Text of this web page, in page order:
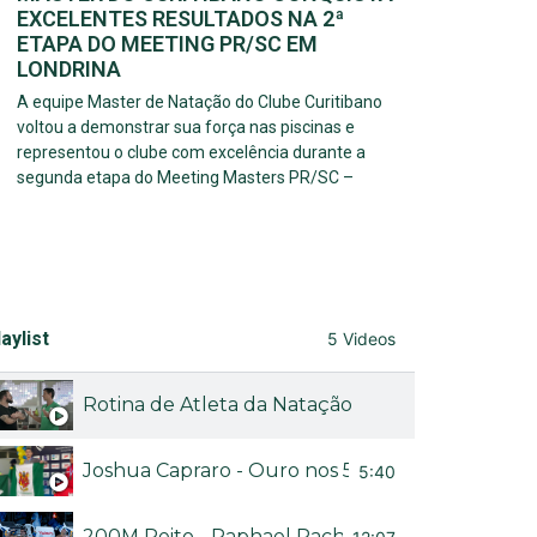
EXCELENTES RESULTADOS NA 2ª
ETAPA DO MEETING PR/SC EM
LONDRINA
A equipe Master de Natação do Clube Curitibano
voltou a demonstrar sua força nas piscinas e
representou o clube com excelência durante a
segunda etapa do Meeting Masters PR/SC –
5 Videos
Rotina de Atleta da Natação
Joshua Capraro - Ouro nos 50M livre no
5:40